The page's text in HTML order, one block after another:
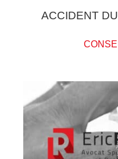
ACCIDENT